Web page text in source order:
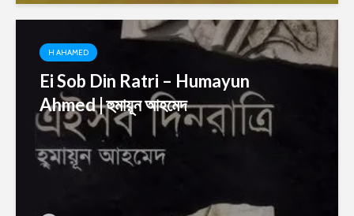
H AHAMED
Ei Sob Din Ratri – Humayun
Ahmed | হুমায়ূন আহমেদ